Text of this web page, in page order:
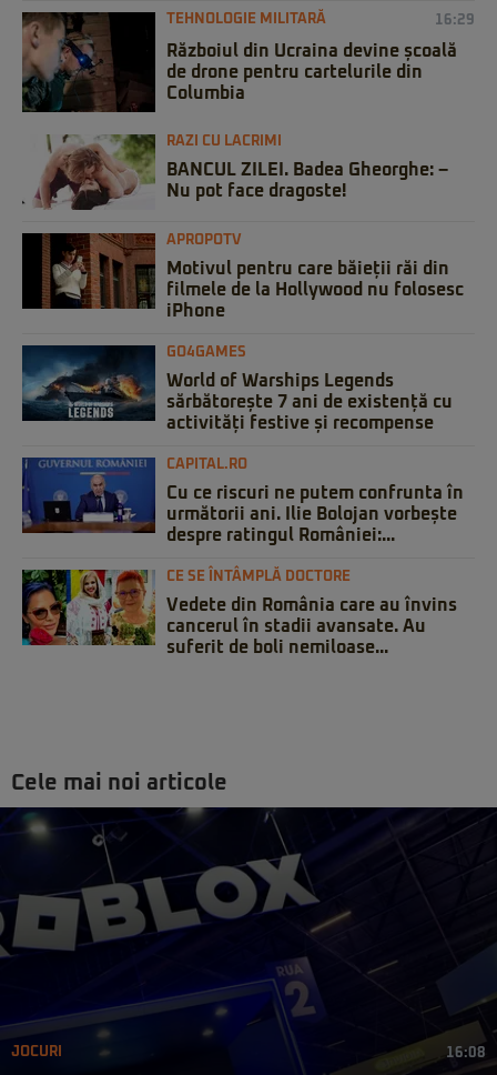
TEHNOLOGIE MILITARĂ 16:29
Războiul din Ucraina devine școală
de drone pentru cartelurile din
Columbia
RAZI CU LACRIMI
BANCUL ZILEI. Badea Gheorghe: –
Nu pot face dragoste!
APROPOTV
Motivul pentru care băieții răi din
filmele de la Hollywood nu folosesc
iPhone
GO4GAMES
World of Warships Legends
sărbătorește 7 ani de existență cu
activități festive și recompense
CAPITAL.RO
Cu ce riscuri ne putem confrunta în
următorii ani. Ilie Bolojan vorbește
despre ratingul României:...
CE SE ÎNTÂMPLĂ DOCTORE
Vedete din România care au învins
cancerul în stadii avansate. Au
suferit de boli nemiloase...
Cele mai noi articole
JOCURI 16:08